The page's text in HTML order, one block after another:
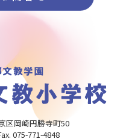
区岡崎円勝寺町50
075-771-4848